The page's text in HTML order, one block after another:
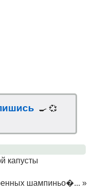
🍳 💞
капусты
шампиньо�... »